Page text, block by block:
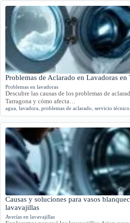
Problemas de Aclarado en Lavadoras en
Problemas en lavadoras
Descubre las causas de los problemas de
Tarragona y cómo afecta…
agua lavadora problemas de aclarado servicio técnico
Causas y soluciones para vasos
lavavajillas
Averías en lavavajillas